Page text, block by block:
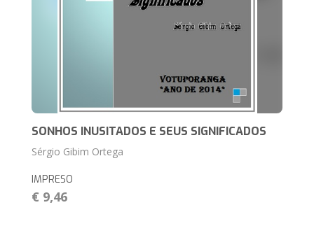
SONHOS INUSITADOS E SEUS SIGNIFICADOS
Sérgio Gibim Ortega
IMPRESO
€ 9,46